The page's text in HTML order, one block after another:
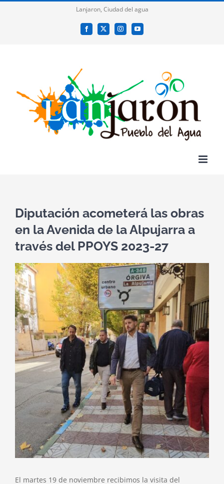
Lanjaron, Ciudad del agua
Facebook
X InstagramYouTube
Diputación acometerá las obras
en la Avenida de la Alpujarra a
través del PPOYS 2023-27
Ver
imagen
más
grande
El martes 19 de noviembre recibimos la visita del